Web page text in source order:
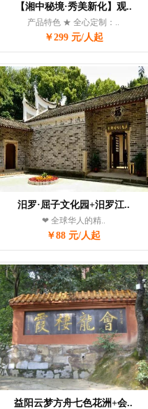
【湘中秘境·秀美新化】观..
产品特色 ★ 全心定制：..
￥299 元/人起
汨罗·屈子文化园+汨罗江..
❤ 全球华人的精..
￥88 元/人起
益阳云梦方舟七色花洲+会..